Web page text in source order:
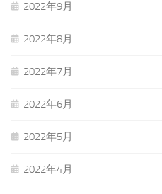
2022年9月
2022年8月
2022年7月
2022年6月
2022年5月
2022年4月